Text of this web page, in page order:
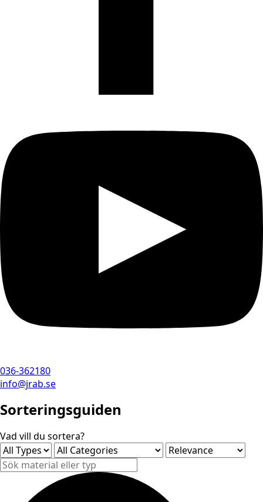
036-362180
info@jrab.se
Sorteringsguiden
Vad vill du sortera?